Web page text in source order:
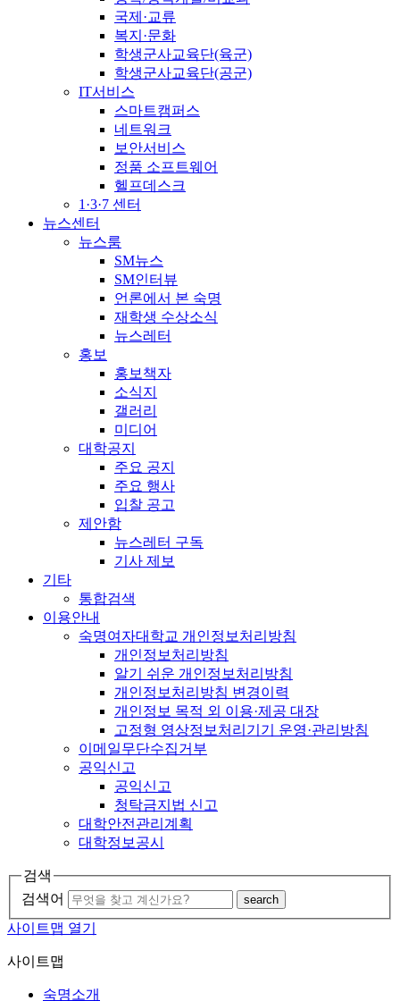
국제·교류
복지·문화
학생군사교육단(육군)
학생군사교육단(공군)
IT서비스
스마트캠퍼스
네트워크
보안서비스
정품 소프트웨어
헬프데스크
1·3·7 센터
뉴스센터
뉴스룸
SM뉴스
SM인터뷰
언론에서 본 숙명
재학생 수상소식
뉴스레터
홍보
홍보책자
소식지
갤러리
미디어
대학공지
주요 공지
주요 행사
입찰 공고
제안함
뉴스레터 구독
기사 제보
기타
통합검색
이용안내
숙명여자대학교 개인정보처리방침
개인정보처리방침
알기 쉬운 개인정보처리방침
개인정보처리방침 변경이력
개인정보 목적 외 이용·제공 대장
고정형 영상정보처리기기 운영·관리방침
이메일무단수집거부
공익신고
공익신고
청탁금지법 신고
대학안전관리계획
대학정보공시
검색
검색어
search
사이트맵 열기
사이트맵
숙명소개